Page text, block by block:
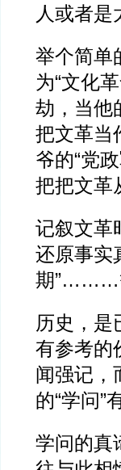
人或者是
举个简单
为“文化
劫，当他
把文革当
爷的“党
把把文革
记叙文革
还原事实
期”………
历史，是
有参考的
闻强记，
的“学问”
学问的真